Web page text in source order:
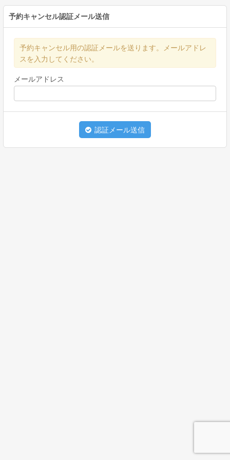
予約キャンセル認証メール送信
予約キャンセル用の認証メールを送ります。メールアドレ
スを入力してください。
メールアドレス
認証メール送信